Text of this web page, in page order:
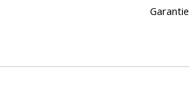
Garantie